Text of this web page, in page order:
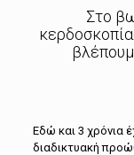
Στο
Εδώ και 3 χρόνια
διαδικτυακή